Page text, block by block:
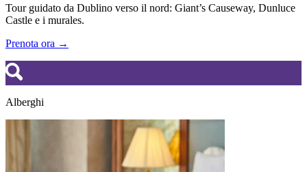
Tour guidato da Dublino verso il nord: Giant’s Causeway, Dunluce
Castle e i murales.
Prenota ora →
Alberghi